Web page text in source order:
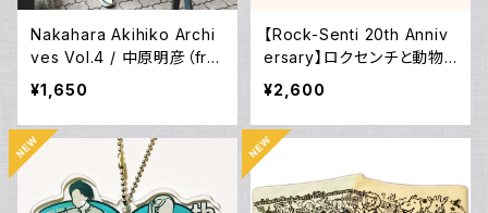
Nakahara Akihiko Archi
ves Vol.4 / 中原明彦（fro
m ロクセンチ）
¥1,650
【Rock-Senti 20th Anniv
ersary】ロクセンチと動物
の大行進トート
¥2,600